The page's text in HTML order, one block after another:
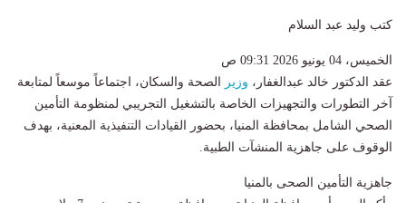
كتب وليد عبد السلام
الخميس، 04 يونيو 2026 09:31 ص
عقد الدكتور خالد عبدالغفار، وزير
الصحة والسكان، اجتماعاً موسعاً لمتابعة
آخر التطورات والتجهيزات الخاصة بالتشغيل التجريبي لمنظومة التأمين
الصحي الشامل بمحافظة المنيا، بحضور القيادات التنفيذية المعنية، بهدف
الوقوف على جاهزية المنشآت الطبية.
جاهزية التأمين الصحى بالمنيا